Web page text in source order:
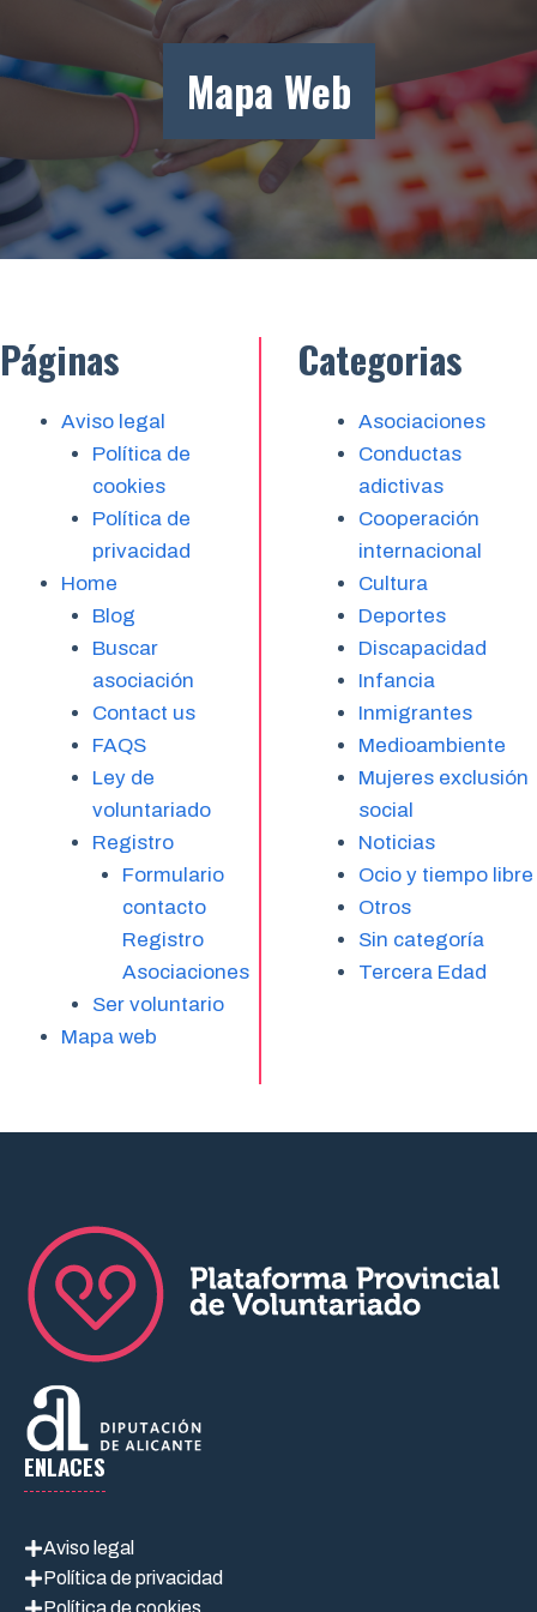
Mapa Web
Páginas
Aviso legal
Política de
cookies
Política de
privacidad
Home
Blog
Buscar
asociación
Contact us
FAQS
Ley de
voluntariado
Registro
Formulario
contacto
Registro
Asociaciones
Ser voluntario
Mapa web
Categorias
Asociaciones
Conductas
adictivas
Cooperación
internacional
Cultura
Deportes
Discapacidad
Infancia
Inmigrantes
Medioambiente
Mujeres exclusión
social
Noticias
Ocio y tiempo libre
Otros
Sin categoría
Tercera Edad
ENLACES
Aviso legal
Política de privacidad